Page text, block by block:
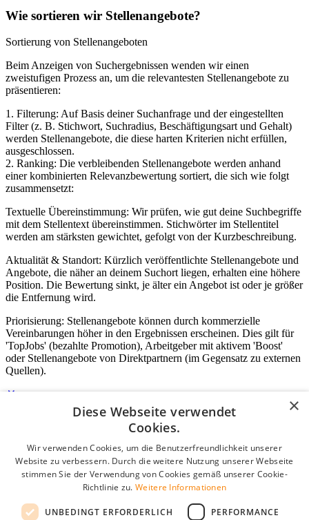
Wie sortieren wir Stellenangebote?
Sortierung von Stellenangeboten
Beim Anzeigen von Suchergebnissen wenden wir einen
zweistufigen Prozess an, um die relevantesten Stellenangebote zu
präsentieren:
1. Filterung: Auf Basis deiner Suchanfrage und der eingestellten
Filter (z. B. Stichwort, Suchradius, Beschäftigungsart und Gehalt)
werden Stellenangebote, die diese harten Kriterien nicht erfüllen,
ausgeschlossen.
2. Ranking: Die verbleibenden Stellenangebote werden anhand
einer kombinierten Relevanzbewertung sortiert, die sich wie folgt
zusammensetzt:
Textuelle Übereinstimmung: Wir prüfen, wie gut deine Suchbegriffe
mit dem Stellentext übereinstimmen. Stichwörter im Stellentitel
werden am stärksten gewichtet, gefolgt von der Kurzbeschreibung.
Aktualität & Standort: Kürzlich veröffentlichte Stellenangebote und
Angebote, die näher an deinem Suchort liegen, erhalten eine höhere
Position. Die Bewertung sinkt, je älter ein Angebot ist oder je größer
die Entfernung wird.
Priorisierung: Stellenangebote können durch kommerzielle
Vereinbarungen höher in den Ergebnissen erscheinen. Dies gilt für
'TopJobs' (bezahlte Promotion), Arbeitgeber mit aktivem 'Boost'
oder Stellenangebote von Direktpartnern (im Gegensatz zu externen
Quellen).
Login für Unternehmen
E-Mail*
Passwort
Angemeldet bleiben
Passwort vergessen?
×
Diese Webseite verwendet
Cookies.
Wir verwenden Cookies, um die Benutzerfreundlichkeit unserer
Website zu verbessern. Durch die weitere Nutzung unserer Webseite
stimmen Sie der Verwendung von Cookies gemäß unserer Cookie-
Richtlinie zu. Weitere Informationen
UNBEDINGT ERFORDERLICH PERFORMANCE